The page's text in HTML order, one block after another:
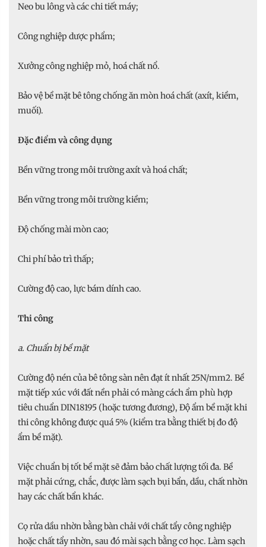
Neo bu lông và các chi tiết máy;
Công nghiệp dược phẩm;
Xưởng công nghiệp mỏ, hoá chất nổ.
Bảo vệ bề mặt bê tông chống ăn mòn hoá chất (axít, kiềm,
muối).
Đặc điểm và công dụng
Bền vững trong môi trường axít và hoá chất;
Bền vững trong môi trường kiềm;
Độ chống mài mòn cao;
Chi phí bảo trì thấp;
Cường độ cao, lực bám dính cao.
Thi công
a. Chuẩn bị bề mặt
Cường độ nén của bê tông sàn nên đạt ít nhất 25N/mm2. Bề
mặt tiếp xúc với đất nền phải có màng cách ẩm phù hợp
tiêu chuẩn DIN18195 (hoặc tương đương), Độ ẩm bề mặt khi
thi công không được quá 5% (kiểm tra bằng thiết bị đo độ
ẩm bề mặt).
Việc chuẩn bị tốt bề mặt sẽ đảm bảo chất lượng tối đa. Bề
mặt phải cứng, chắc, được làm sạch bụi bẩn, dầu, chất nhờn
hay các chất bẩn khác.
Cọ rửa dầu nhờn bằng bàn chải với chất tẩy công nghiệp
hoặc chất tẩy nhờn, sau đó mài sạch bằng cơ học. Làm sạch